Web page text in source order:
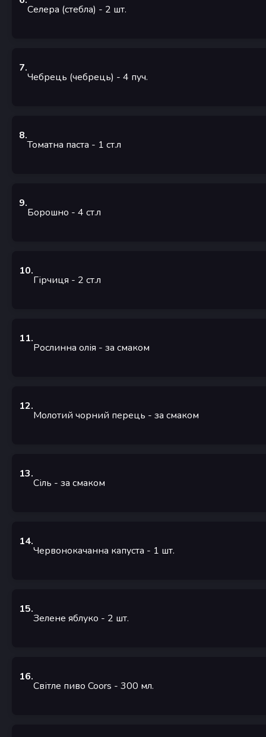
Селера (стебла) - 2 шт.
7.
Чебрець (чебрець) - 4 пуч.
8.
Томатна паста - 1 ст.л
9.
Борошно - 4 ст.л
10.
Гірчиця - 2 ст.л
11.
Рослинна олія - за смаком
12.
Молотий чорний перець - за смаком
13.
Сіль - за смаком
14.
Червонокачанна капуста - 1 шт.
15.
Зелене яблуко - 2 шт.
16.
Світле пиво Coors - 300 мл.